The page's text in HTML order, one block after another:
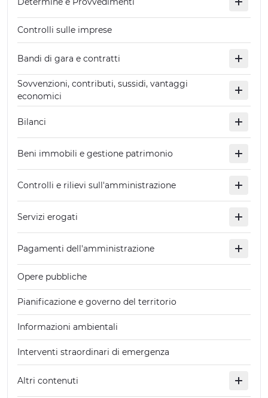
Controlli sulle imprese
Bandi di gara e contratti
Sovvenzioni, contributi, sussidi, vantaggi
economici
Bilanci
Beni immobili e gestione patrimonio
Controlli e rilievi sull'amministrazione
Servizi erogati
Pagamenti dell'amministrazione
Opere pubbliche
Pianificazione e governo del territorio
Informazioni ambientali
Interventi straordinari di emergenza
Altri contenuti